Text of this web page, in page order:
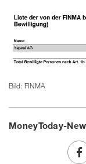
Bild: FINMA
MoneyToday-